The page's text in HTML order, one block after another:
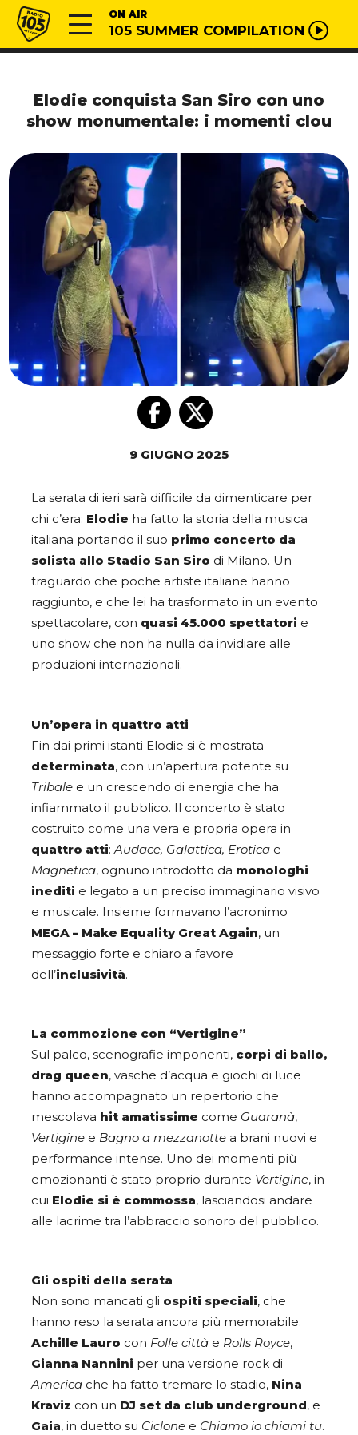
Vai al contenuto
Radio 105 ON AIR
105 SUMMER COMPILATION
Elodie conquista San Siro con uno
show monumentale: i momenti clou
9 GIUGNO 2025
La serata di ieri sarà difficile da dimenticare per
chi c’era: Elodie ha fatto la storia della musica
italiana portando il suo primo concerto da
solista allo Stadio San Siro di Milano. Un
traguardo che poche artiste italiane hanno
raggiunto, e che lei ha trasformato in un evento
spettacolare, con quasi 45.000 spettatori e
uno show che non ha nulla da invidiare alle
produzioni internazionali.
Un’opera in quattro atti
Fin dai primi istanti Elodie si è mostrata
determinata, con un’apertura potente su
Tribale e un crescendo di energia che ha
infiammato il pubblico. Il concerto è stato
costruito come una vera e propria opera in
quattro atti: Audace, Galattica, Erotica e
Magnetica, ognuno introdotto da monologhi
inediti e legato a un preciso immaginario visivo
e musicale. Insieme formavano l’acronimo
MEGA – Make Equality Great Again, un
messaggio forte e chiaro a favore
dell’inclusività.
La commozione con “Vertigine”
Sul palco, scenografie imponenti, corpi di ballo,
drag queen, vasche d’acqua e giochi di luce
hanno accompagnato un repertorio che
mescolava hit amatissime come Guaranà,
Vertigine e Bagno a mezzanotte a brani nuovi e
performance intense. Uno dei momenti più
emozionanti è stato proprio durante Vertigine, in
cui Elodie si è commossa, lasciandosi andare
alle lacrime tra l’abbraccio sonoro del pubblico.
Gli ospiti della serata
Non sono mancati gli ospiti speciali, che
hanno reso la serata ancora più memorabile:
Achille Lauro con Folle città e Rolls Royce,
Gianna Nannini per una versione rock di
America che ha fatto tremare lo stadio, Nina
Kraviz con un DJ set da club underground, e
Gaia, in duetto su Ciclone e Chiamo io chiami tu.